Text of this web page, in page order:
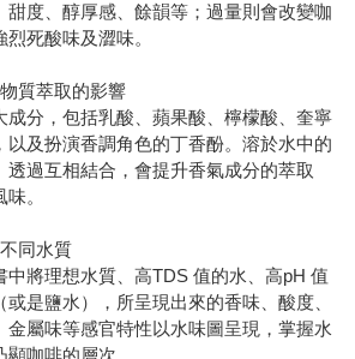
甜度、醇厚感、餘韻等；過量則會改變咖
死酸味及澀味。
質萃取的影響
分，包括乳酸、蘋果酸、檸檬酸、奎寧
以及扮演香調角色的丁香酚。溶於水中的
透過互相結合，會提升香氣成分的萃取
。
同水質
將理想水質、高TDS 值的水、高pH 值
是鹽水），所呈現出來的香味、酸度、
金屬味等感官特性以水味圖呈現，掌握水
咖啡的層次。